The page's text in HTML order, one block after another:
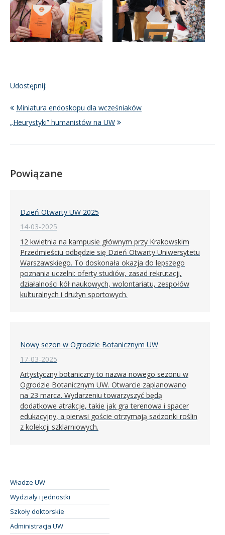
Udostępnij:
Miniatura endoskopu dla wcześniaków
„Heurystyki” humanistów na UW
Powiązane
Dzień Otwarty UW 2025
14-03-2025
12 kwietnia na kampusie głównym przy Krakowskim
Przedmieściu odbędzie się Dzień Otwarty Uniwersytetu
Warszawskiego. To doskonała okazja do lepszego
poznania uczelni: oferty studiów, zasad rekrutacji,
działalności kół naukowych, wolontariatu, zespołów
kulturalnych i drużyn sportowych.
Nowy sezon w Ogrodzie Botanicznym UW
17-03-2025
Artystyczny botaniczny to nazwa nowego sezonu w
Ogrodzie Botanicznym UW. Otwarcie zaplanowano
na 23 marca. Wydarzeniu towarzyszyć będą
dodatkowe atrakcje, takie jak gra terenowa i spacer
edukacyjny, a pierwsi goście otrzymają sadzonki roślin
z kolekcji szklarniowych.
Władze UW
Wydziały i jednostki
Szkoły doktorskie
Administracja UW